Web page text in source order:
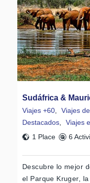
Sudáfrica &
Viajes +60 Viajes
Destacados
Viajes
1 Place
6
Descubre lo mejor
el Parque Kruger,